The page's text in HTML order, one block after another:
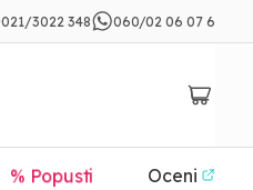
021/3022 348 060/02 06 07 6
% Popusti Oceni